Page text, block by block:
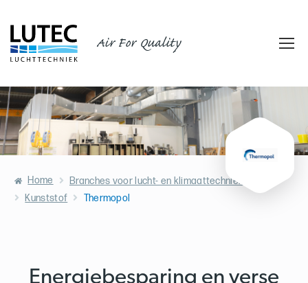
Air For Quality
Home
Branches voor lucht- en klimaattechniek
Kunststof
Thermopol
Energiebesparing en verse